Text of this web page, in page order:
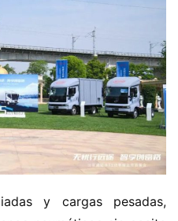
y cargas pesadas,